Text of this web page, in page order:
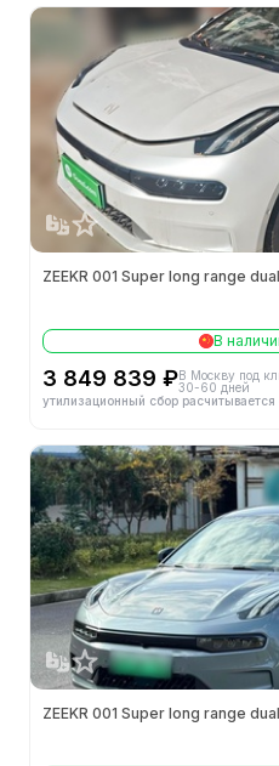
ZEEKR 001 Super long range
В
3 849 839 ₽В Москву под
30-60 дней
утилизационный сбор расчитывается
ZEEKR 001 Super long range